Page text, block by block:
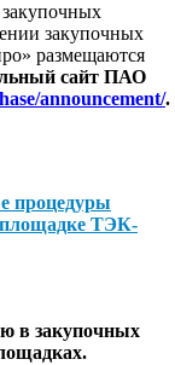
закупочных
размещаются
сайт ПАО
announcement/.
процедуры
площадке ТЭК-
в закупочных